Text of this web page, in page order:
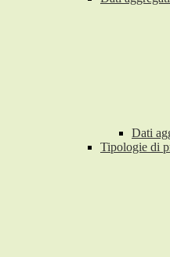
Dati
Tipologie di